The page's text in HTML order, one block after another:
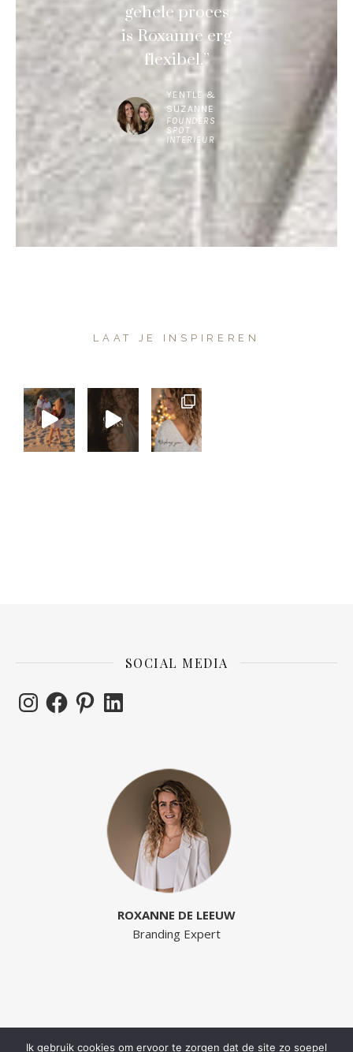
gehele proces
is Roxanne erg
flexibel.”
YENTLE &
SUZANNE
FOUNDERS
SPOT
INTERIEUR
LAAT JE INSPIREREN
SOCIAL MEDIA
ROXANNE DE LEEUW
Branding Expert
Ik gebruik cookies om ervoor te zorgen dat de site zo soepel